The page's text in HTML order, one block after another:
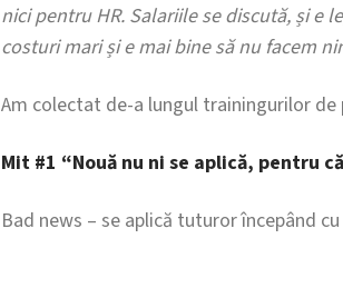
nici pentru HR. Salariile se discută, și e
costuri mari și e mai bine să nu facem
Am colectat de-a lungul trainingurilor
Mit #1 “Nouă nu ni se aplică, pentru
Bad news – se aplică tuturor începând